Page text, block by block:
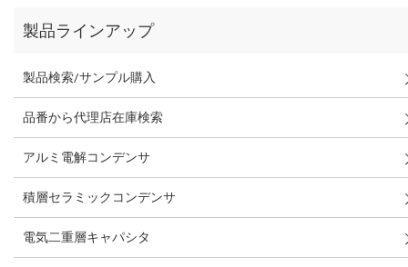
製品ラインアップ
製品検索/サンプル購入
品番から代理店在庫検索
アルミ電解コンデンサ
積層セラミックコンデンサ
電気二重層キャパシタ